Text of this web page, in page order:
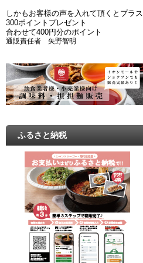
しかもお客様の声を入れて頂くとプラス
300ポイントプレゼント
合わせて400円分のポイント
通販責任者 矢野智明
ふるさと納税